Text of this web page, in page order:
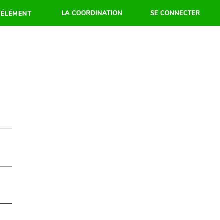
LA COORDINATION SE CONNECTER